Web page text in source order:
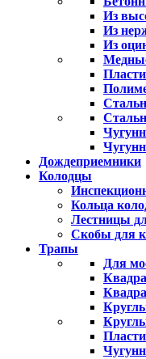
Из
Из
Из
Дождеприемники
Колодцы
Кольца
Лестницы
Скобы для
Трапы
Для